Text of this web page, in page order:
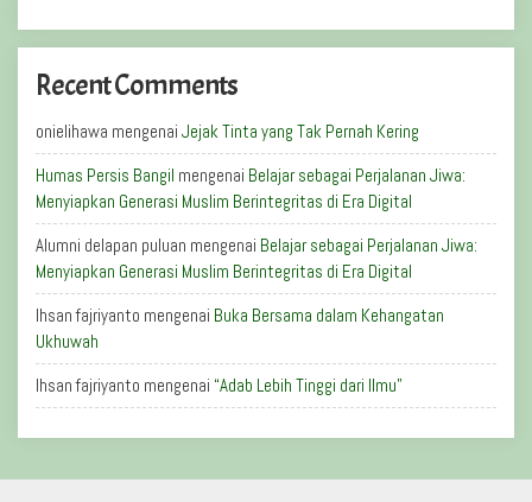
Recent Comments
onielihawa mengenai Jejak Tinta yang Tak Pernah Kering
Humas Persis Bangil mengenai Belajar sebagai Perjalanan Jiwa:
Menyiapkan Generasi Muslim Berintegritas di Era Digital
Alumni delapan puluan mengenai Belajar sebagai Perjalanan Jiwa:
Menyiapkan Generasi Muslim Berintegritas di Era Digital
Ihsan fajriyanto mengenai Buka Bersama dalam Kehangatan
Ukhuwah
Ihsan fajriyanto mengenai “Adab Lebih Tinggi dari Ilmu”